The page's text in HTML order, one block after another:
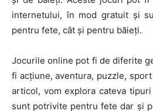
internetului, în mod gratuit și
pentru fete, cât și pentru băieți.
Jocurile online pot fi de diferite
fi acțiune, aventura, puzzle,
articol, vom explora cateva
sunt potrivite pentru fete dar și